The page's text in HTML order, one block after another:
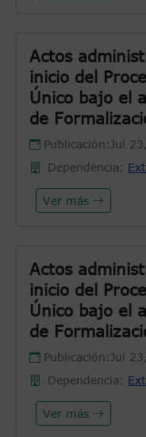
Actos
inicio del
Único bajo el
de
Publicación: Jul
Dependencia:
Ver más
Actos
inicio del
Único bajo el
de
Publicación: Jul
Dependencia:
Ver más